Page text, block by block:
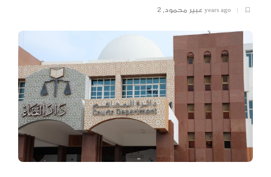
عبير محمود, 2 years ago